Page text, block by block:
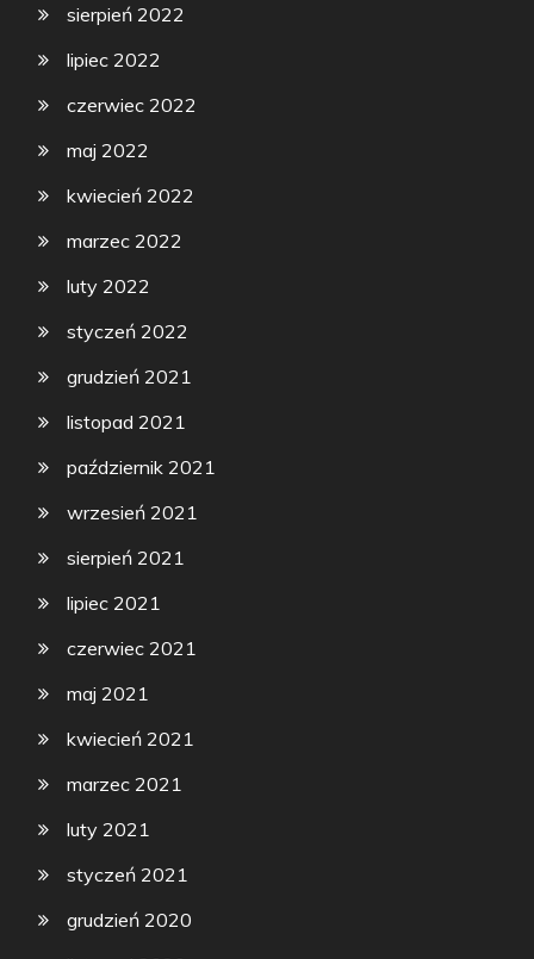
sierpień 2022
lipiec 2022
czerwiec 2022
maj 2022
kwiecień 2022
marzec 2022
luty 2022
styczeń 2022
grudzień 2021
listopad 2021
październik 2021
wrzesień 2021
sierpień 2021
lipiec 2021
czerwiec 2021
maj 2021
kwiecień 2021
marzec 2021
luty 2021
styczeń 2021
grudzień 2020